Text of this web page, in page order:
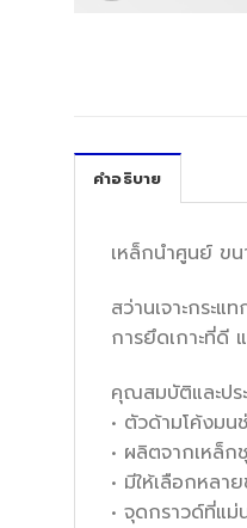
คำอธิบาย
เหล็กนำศูนย์ ขน
สว่านเจาะกระ
การยึดเกาะที่ดี
คุณสมบัติและปร
• ตัวด้ามโค้งมน
• ผลิตจากเหล็ก
• มีให้เลือกหลา
• จุดกราวด์ที่แ